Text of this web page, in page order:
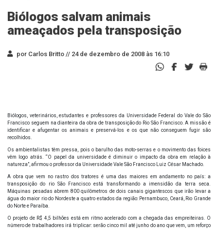
Biólogos salvam animais
ameaçados pela transposição
por Carlos Britto // 24 de dezembro de 2008 às 16:10
Biólogos, veterinários, estudantes e professores da Universidade Federal do Vale do São
Francisco seguem na dianteira da obra de transposição do Rio São Francisco. A missão é
identificar e afugentar os animais e preservá-los e os que não conseguem fugir são
recolhidos.
Os ambientalistas têm pressa, pois o barulho das moto-serras e o movimento das foices
vêm logo atrás. “O papel da universidade é diminuir o impacto da obra em relação à
natureza”, afirmou o professor da Universidade Vale São Francisco Luiz César Machado.
A obra que vem no rastro dos tratores é uma das maiores em andamento no país: a
transposição do rio São Francisco está transformando a imensidão da terra seca.
Máquinas pesadas abrem 800 quilômetros de dois canais gigantescos que irão levar a
água do maior rio do Nordeste a quatro estados da região: Pernambuco, Ceará, Rio Grande
do Norte e Paraíba.
O projeto de R$ 4,5 bilhões está em ritmo acelerado com a chegada das empreiteiras. O
número de trabalhadores irá triplicar: serão cinco mil até junho do ano que vem, um reforço